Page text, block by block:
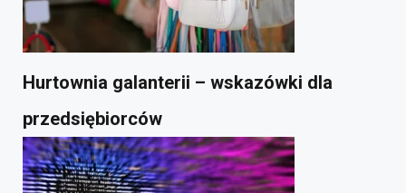
Hurtownia galanterii – wskazówki dla
przedsiębiorców